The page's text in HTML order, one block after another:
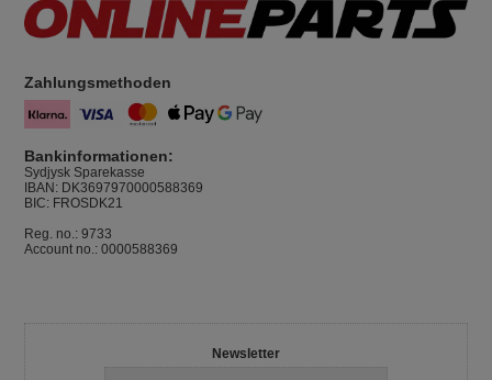
Zahlungsmethoden
Bankinformationen:
Sydjysk Sparekasse
IBAN: DK3697970000588369
BIC: FROSDK21
Reg. no.: 9733
Account no.: 0000588369
Newsletter